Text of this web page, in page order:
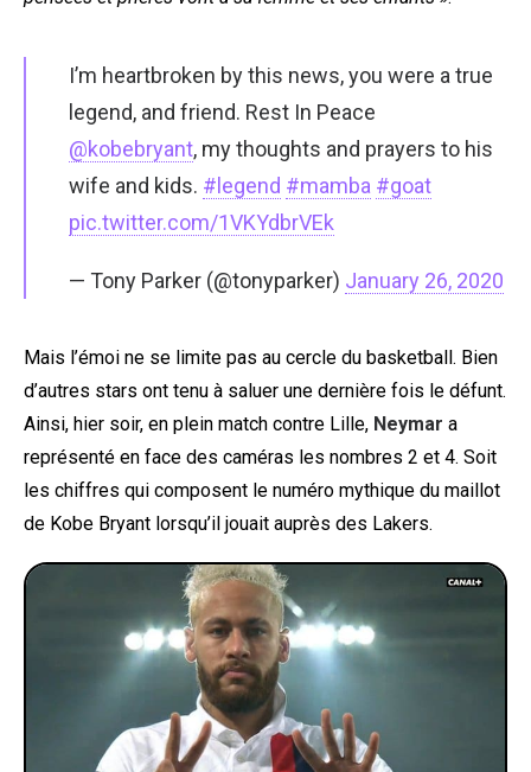
I’m heartbroken by this news, you were a true
legend, and friend. Rest In Peace
@kobebryant, my thoughts and prayers to his
wife and kids. #legend #mamba #goat
pic.twitter.com/1VKYdbrVEk
— Tony Parker (@tonyparker) January 26, 2020
Mais l’émoi ne se limite pas au cercle du basketball. Bien
d’autres stars ont tenu à saluer une dernière fois le défunt.
Ainsi, hier soir, en plein match contre Lille, Neymar a
représenté en face des caméras les nombres 2 et 4. Soit
les chiffres qui composent le numéro mythique du maillot
de Kobe Bryant lorsqu’il jouait auprès des Lakers.